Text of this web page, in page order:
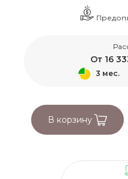
От 16
3 мес.
В корзину